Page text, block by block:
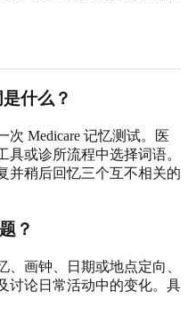
什么？
Medicare 记忆测试。医
或诊所流程中选择词语。
并稍后回忆三个互不相关的
？
画钟、日期或地点定向、
讨论日常活动中的变化。具